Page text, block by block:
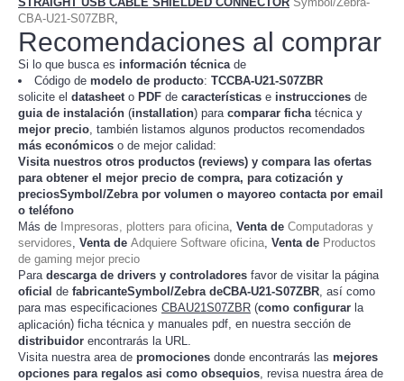
CBA-U21-S07ZBR,
Recomendaciones al comprar
Si lo que busca es información técnicade
Código de modelo de producto: TCCBA-U21-S07ZBR
solicite el datasheeto PDF de características e instrucciones de
guia de instalación (installation) para comparar fichatécnica y
mejor precio, también listamos algunos productos recomendados
más económicos o de mejor calidad:
Visita nuestros otros productos (reviews) y compara las ofertas
para obtener el mejor precio de compra, para cotización y
preciosSymbol/Zebra por volumen o mayoreo contacta por email
o teléfono
Más de Impresoras, plotters para oficina, Venta de Computadoras y
servidores, Venta de Adquiere Software oficina, Venta de Productos
de gaming mejor precio
Para descarga de drivers y controladores favor de visitar la página
oficial de fabricanteSymbol/Zebra deCBA-U21-S07ZBR, así como
para mas especificaciones CBAU21S07ZBR (como configurar la
aplicación) ficha técnica y manuales pdf, en nuestra sección de
distribuidor encontrarás la URL.
Visita nuestra area de promociones donde encontrarás las mejores
opciones para regalos asi como obsequios , revisa nuestra área de